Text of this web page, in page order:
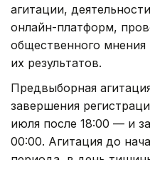
агитации,
онлайн-платформ,
общественного мнения
их результатов.
Предвыборная
завершения
июля после 18:00 — и
00:00. Агитация до
периода, в день